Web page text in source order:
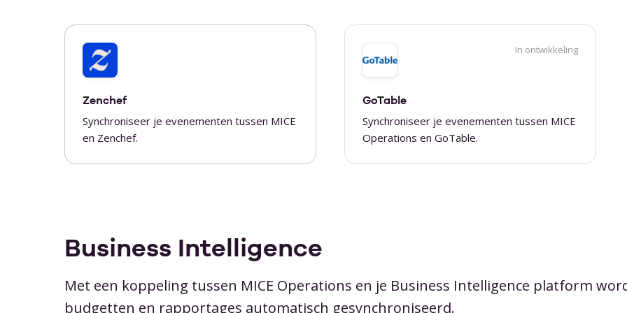
Zenchef
Synchroniseer je evenementen tussen MICE
en Zenchef.
In ontwikkeling
GoTable
Synchroniseer je evenementen tussen MICE
Operations en GoTable.
Business Intelligence
Met een koppeling tussen MICE Operations en je Business Intelligence platform
budgetten en rapportages automatisch gesynchroniseerd.